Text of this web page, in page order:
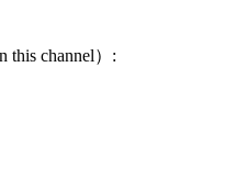
this channel）: